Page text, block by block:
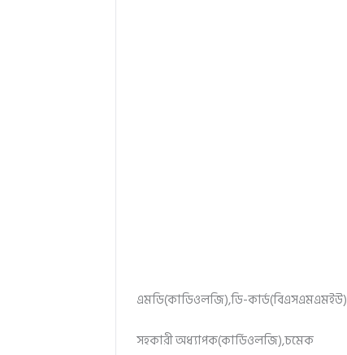
এমডি(কাডিওলজি),ডি-কার্ড(বিএসএমএমইউ)
সহকারী অধ্যাপক(কার্ডিওলজি),চমেক